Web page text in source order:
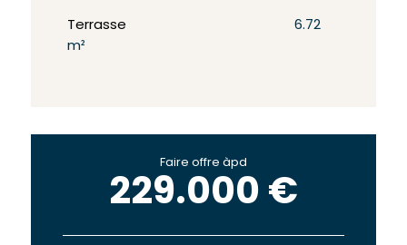
Terrasse
6.72
m²
Faire offre àpd
229.000 €